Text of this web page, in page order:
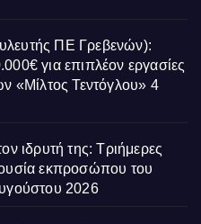
ΠΕ Γρεβενών):
για επιπλέον εργασίες
«Μίλτος Τεντόγλου» 4
ιδρυτή της: Τριήμερες
εκπροσώπου του
2026